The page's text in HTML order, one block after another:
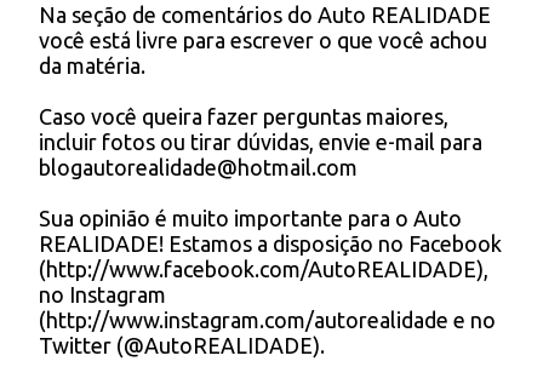
o
s
P
o
s
a
r
u
c
o
m
e
n
t
Na seção de comentários do Auto REALIDADE
você está livre para escrever o que você achou
da matéria.
Caso você queira fazer perguntas maiores,
incluir fotos ou tirar dúvidas, envie e-mail para
blogautorealidade@hotmail.com
Sua opinião é muito importante para o Auto
REALIDADE! Estamos a disposição no Facebook
(http://www.facebook.com/AutoREALIDADE),
no Instagram
(http://www.instagram.com/autorealidade e no
Twitter (@AutoREALIDADE).